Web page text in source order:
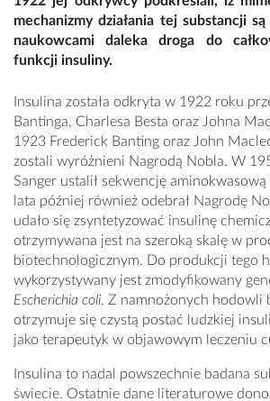
mechanizmy działania tej substancji
naukowcami daleka droga do
funkcji insuliny.
Insulina została odkryta w 1922 roku
Bantinga, Charlesa Besta oraz Johna
1923 Frederick Banting oraz John
zostali wyróżnieni Nagrodą Nobla. W
Sanger ustalił sekwencję
lata później również odebrał Nagrodę
udało się zsyntetyzować insulinę
otrzymywana jest na szeroką skalę w
biotechnologicznym. Do produkcji tego
wykorzystywany jest zmodyfikowany
Escherichia coli. Z namnożonych hodowli
otrzymuje się czystą postać ludzkiej
jako terapeutyk w objawowym leczeniu
Insulina to nadal powszechnie badana
świecie. Ostatnie dane literaturowe